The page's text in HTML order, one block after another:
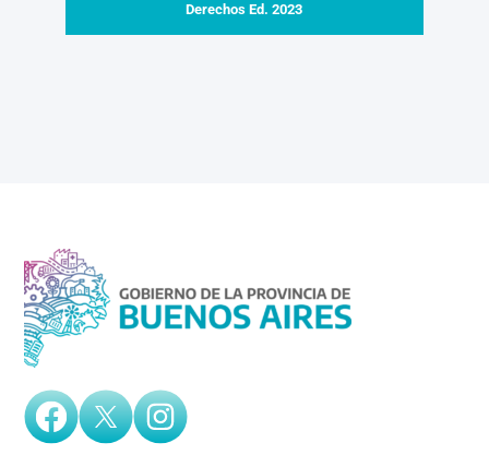
Derechos Ed. 2023